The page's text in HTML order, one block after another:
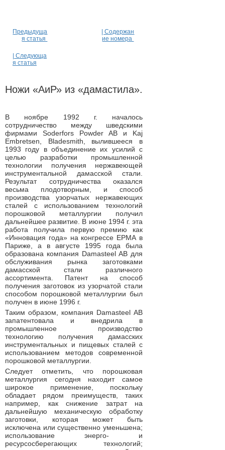
Предыдуща
я статья
| Содержан
ие номера
| Следующа
я статья
Ножи «АиР» из «дамастила».
В ноябре 1992 г. началось
сотрудничество между шведскими
фирмами Soderfors Powder AB и Kaj
Embretsen, Bladesmith, вылившееся в
1993 году в объединение их усилий с
целью разработки промышленной
технологии получения нержавеющей
инструментальной дамасской стали.
Результат сотрудничества оказался
весьма плодотворным, и способ
производства узорчатых нержавеющих
сталей с использованием технологий
порошковой металлургии получил
дальнейшее развитие. В июне 1994 г. эта
работа получила первую премию как
«Инновация года» на конгрессе ЕРМА в
Париже, а в августе 1995 года была
образована компания Damasteel АВ для
обслуживания рынка заготовками
дамасской стали различного
ассортимента. Патент на способ
получения заготовок из узорчатой стали
способом порошковой металлургии был
получен в июне 1996 г.
Таким образом, компания Damasteel АВ
запатентовала и внедрила в
промышленное производство
технологию получения дамасских
инструментальных и пищевых сталей с
использованием методов современной
порошковой металлургии.
Следует отметить, что порошковая
металлургия сегодня находит самое
широкое применение, поскольку
обладает рядом преимуществ, таких
например, как снижение затрат на
дальнейшую механическую обработку
заготовки, которая может быть
исключена или существенно уменьшена;
использование энерго- и
ресурсосберегающих технологий;